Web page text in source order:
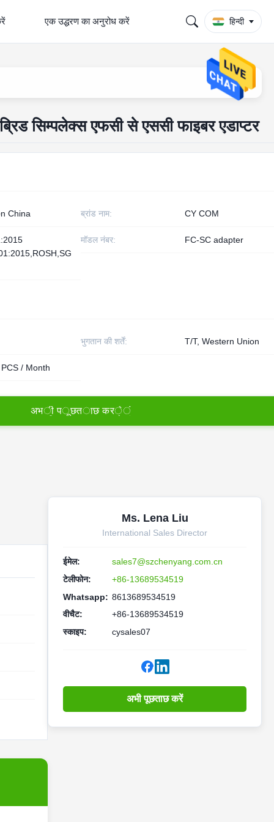
एक उद्धरण का अनुरोध करें हिन्दी
सिम्पलेक्स एफसी से एससी फाइबर एडाप्टर
China ब्रांड नाम: CY COM
मॉडल नंबर: FC-SC adapter
भुगतान की शर्तें: T/T, Western Union
/ Month
अभी पूछताछ करें
Ms. Lena Liu
International Sales Director
ईमेल:
sales7@szchenyang.com.cn
टेलीफोन:
+86-13689534519
Whatsapp: 8613689534519
वीचैट:
+86-13689534519
स्काइप:
cysales07
अभी पूछताछ करें